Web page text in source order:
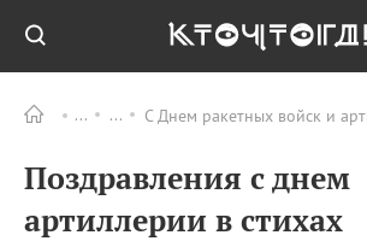
С Днем ракетных войск и
Поздравления с днем
артиллерии в стихах
ПРАЗДНИКИ
08.08 День